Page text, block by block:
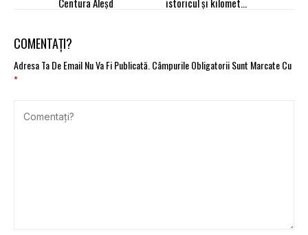
COMENTAȚI?
Adresa Ta De Email Nu Va Fi Publicată.Câmpurile Obligatorii Sunt Marcate Cu
*